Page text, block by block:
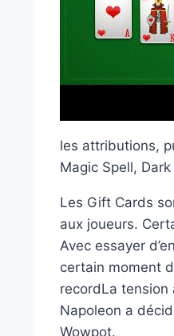
les attributions,
Magic Spell,
Les Gift Cards
aux joueurs.
Avec essayer
certain moment
recordLa tension
Napoleon a
Wowpot.